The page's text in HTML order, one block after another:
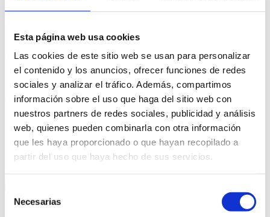
Esta página web usa cookies
Las cookies de este sitio web se usan para personalizar
el contenido y los anuncios, ofrecer funciones de redes
sociales y analizar el tráfico. Además, compartimos
información sobre el uso que haga del sitio web con
nuestros partners de redes sociales, publicidad y análisis
web, quienes pueden combinarla con otra información
que les haya proporcionado o que hayan recopilado a
partir del uso que haya hecho de sus servicios.
Necesarias
Los 5 errores a evitar
Y cómo no caer en ellos.
¿Está tu equipo listo?
Checklist de autodiagnóstico.
Para acceder a la descarga de este documento, por favor,
rellena el formulario.
" señala los campos obligatorios
URL
Este campo es un campo de validación y debe quedar sin cambios.
Nombre y apellidos